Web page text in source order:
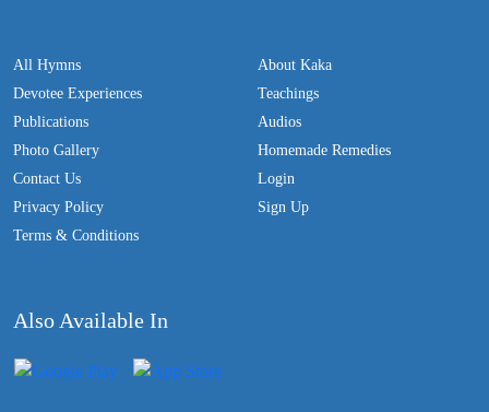
All Hymns
Devotee Experiences
Publications
Photo Gallery
Contact Us
Privacy Policy
Terms & Conditions
About Kaka
Teachings
Audios
Homemade Remedies
Login
Sign Up
Also Available In